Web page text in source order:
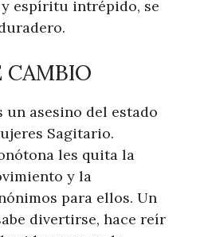
espíritu intrépido, se
CAMBIO
asesino del estado
Sagitario.
les quita la
y la
para ellos. Un
divertirse, hace reír